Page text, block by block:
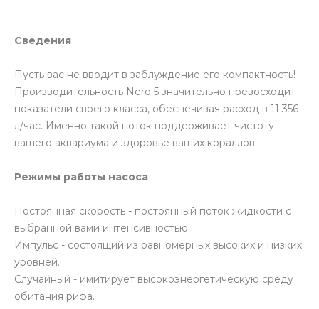
Сведения
Пусть вас не вводит в заблуждение его компактность!
Производительность Nero 5 значительно превосходит
показатели своего класса, обеспечивая расход в 11 356
л/час. Именно такой поток поддерживает чистоту
вашего аквариума и здоровье ваших кораллов.
Режимы работы насоса
Постоянная скорость - постоянный поток жидкости с
выбранной вами интенсивностью.
Импульс - состоящий из равномерных высоких и низких
уровней.
Случайный - имитирует высокоэнергетическую среду
обитания рифа.